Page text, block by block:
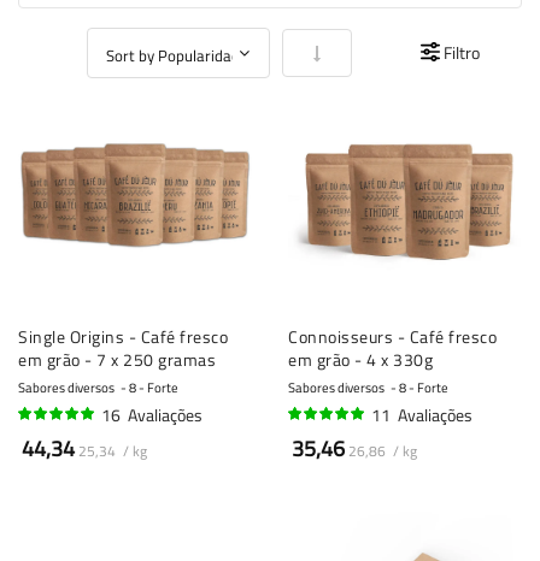
Definir Ordenação Crescente
Filtro
Single Origins - Café fresco
em grão - 7 x 250 gramas
Sabores diversos 8 - Forte
16 Avaliações
44,34 25,34 / kg
Connoisseurs - Café fresco
em grão - 4 x 330g
Sabores diversos 8 - Forte
11 Avaliações
35,46 26,86 / kg